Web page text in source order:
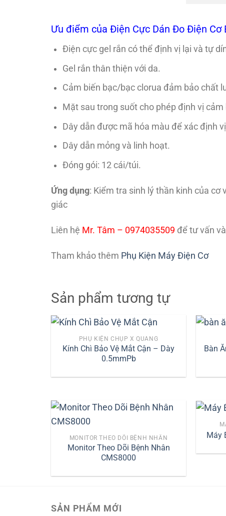
Ưu điểm của Điện Cực Dán Đo Điện Cơ
Điện cực gel rắn có thể định vị lại và tự
Gel rắn thân thiện với da.
Cảm biến bạc/bạc clorua đảm bảo chất
Mặt sau trong suốt cho phép định vị
Dây dẫn được mã hóa màu để xác định
Dây dẫn mỏng và linh hoạt.
Đóng gói: 12 cái/túi.
Ứng dụng: Kiểm tra sinh lý thần kinh của
giác
Liên hệ Mr. Tâm – 0974035509 để tư vấn
Tham khảo thêm Phụ Kiện Máy Điện Cơ
Sản phẩm tương tự
PHỤ KIỆN CHỤP X QUANG
Kính Chì Bảo Vệ Mắt Cận – Dày
0.5mmPb
Bàn
MONITOR THEO DÕI BỆNH NHÂN
Monitor Theo Dõi Bệnh Nhân
CMS8000
Máy
SẢN PHẨM MỚI